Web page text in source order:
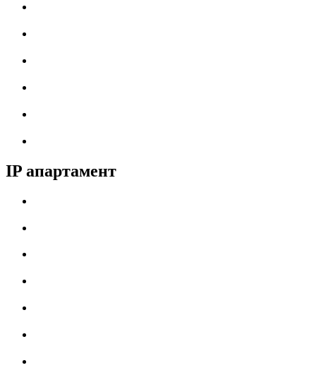
IP апартамент